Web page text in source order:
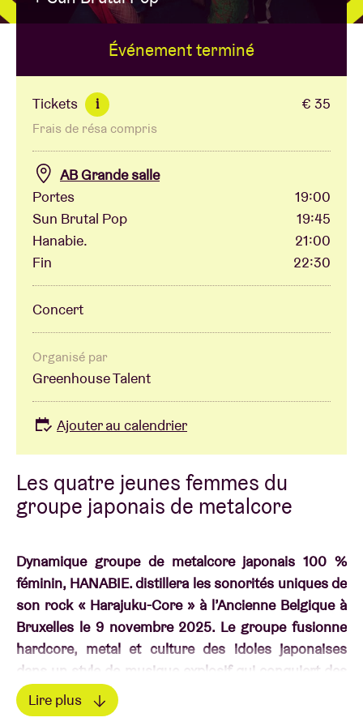
Location de salles
BRDCST
ABtv
Chèque-concert
À propos de l'AB
Contact
Les quatre jeunes femmes du
groupe japonais de metalcore
Dynamique groupe de metalcore japonais 100 %
féminin, HANABIE. distillera les sonorités uniques de
son rock « Harajuku-Core » à l’Ancienne Belgique à
Bruxelles le 9 novembre 2025. Le groupe fusionne
hardcore, metal et culture des idoles japonaises
dans un style de musique explosif qui conquiert des
fans dans le monde entier.
Lire plus
Événement terminé
Tickets i € 35
Frais de résa compris
AB Grande salle
Portes
19:00
Sun Brutal Pop
19:45
Hanabie.
21:00
Fin
22:30
Concert
Organisé par
Greenhouse Talent
Ajouter au calendrier